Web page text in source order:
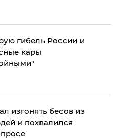
гибель России и
кары
изгонять бесов из
и похвалился